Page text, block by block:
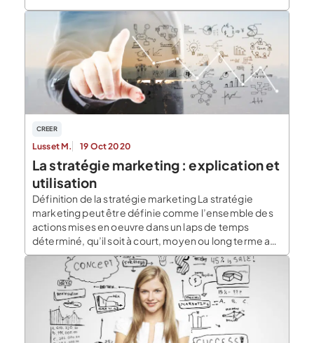
CREER
Lusset M. 19 Oct 2020
La stratégie marketing : explication et
utilisation
Définition de la stratégie marketing La stratégie
marketing peut être définie comme l’ensemble des
actions mises en oeuvre dans un laps de temps
déterminé, qu’il soit à court, moyen ou long terme au
sein d’une entreprise dans le but d’atteindre sa
clientèle. La stratégie marketing s’inscrit dans le
cadre de la stratégie d’entreprise, elle en […]